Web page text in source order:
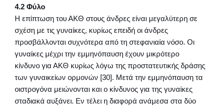
4.2 Φύλο
Η επίπτωση του ΑΚΘ στους άνδρες είναι μεγαλύτερη σε
σχέση με τις γυναίκες, κυρίως επειδή οι άνδρες
προσβάλλονται συχνότερα από τη στεφανιαία νόσο. Οι
γυναίκες μέχρι την εμμηνόπαυση έχουν μικρότερο
κίνδυνο για ΑΚΘ κυρίως λόγω της προστατευτικής δράσης
των γυναικείων ορμονών [30]. Μετά την εμμηνόπαυση τα
οιστρογόνα μειώνονται και ο κίνδυνος για της γυναίκες
σταδιακά αυξάνει. Εν τέλει η διαφορά ανάμεσα στα δύο